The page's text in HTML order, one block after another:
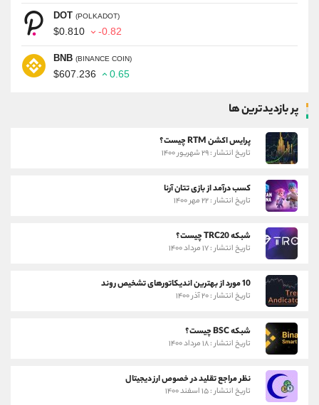
DOT (POLKADOT)
$0.810 -0.82
BNB (BINANCE COIN)
$607.236 0.65
پر بازدیدترین ها
پرایس اکشن RTM چیست؟
تاریخ انتشار : ۲۹ شهریور ۱۴۰۰
کسب درآمد از بازی تتان آرنا
تاریخ انتشار : ۲۲ مهر ۱۴۰۰
شبکه TRC20 چیست؟
تاریخ انتشار : ۱۷ مرداد ۱۴۰۰
10 مورد از بهترین اندیکاتورهای تشخیص روند
تاریخ انتشار : ۲۰ آذر ۱۴۰۰
شبکه BSC چیست؟
تاریخ انتشار : ۱۸ مرداد ۱۴۰۰
نظر مراجع تقلید در خصوص ارز دیجیتال
تاریخ انتشار : ۱۵ اسفند ۱۴۰۰